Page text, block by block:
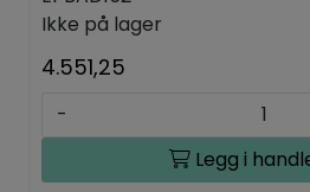
Ikke på lager
4.551,25
-
Legg i